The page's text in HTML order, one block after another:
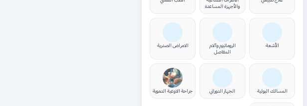
والأجهزة المساعدة
الأشعة
الروماتيزم وآلام
المفاصل
الامراض الصدرية
المسالك البولية الجهاز الدوراني جراحة الاوعية الدموية